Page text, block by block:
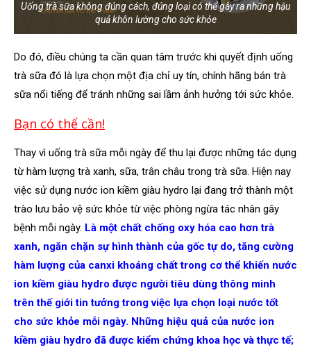
Uống trà sữa không đúng cách, đúng loại có thể gây ra những hậu
quả khôn lường cho sức khỏe
Do đó, điều chúng ta cần quan tâm trước khi quyết định uống
trà sữa đó là lựa chọn một địa chỉ uy tín, chính hãng bán trà
sữa nổi tiếng để tránh những sai lầm ảnh hưởng tới sức khỏe.
Bạn có thể cần!
Thay vì uống trà sữa mỗi ngày để thu lại được những tác dụng
từ hàm lượng trà xanh, sữa, trân châu trong trà sữa. Hiện nay
việc sử dụng nước ion kiềm giàu hydro lại đang trở thành một
trào lưu bảo vệ sức khỏe từ việc phòng ngừa tác nhân gây
bệnh mỗi ngày. Là một chất chống oxy hóa cao hơn trà
xanh, ngăn chặn sự hình thành của gốc tự do, tăng cường
hàm lượng của canxi khoáng chất trong cơ thể khiến nước
ion kiềm giàu hydro được người tiêu dùng thông minh
trên thế giới tin tưởng trong việc lựa chọn loại nước tốt
cho sức khỏe mỗi ngày. Những hiệu quả của nước ion
kiềm giàu hydro đã được kiểm chứng khoa học và thực tế;